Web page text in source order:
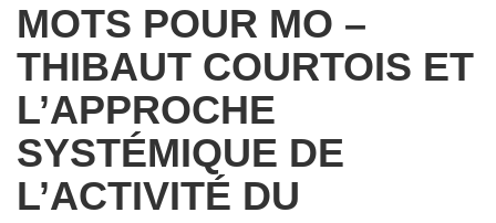
MOTS POUR MO –
THIBAUT COURTOIS ET
L’APPROCHE
SYSTÉMIQUE DE
L’ACTIVITÉ DU